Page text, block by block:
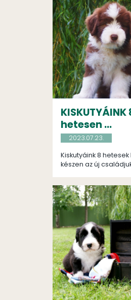
KISKUTYÁINK
hetesen ...
2023.07.23.
Kiskutyáink 8
készen az új